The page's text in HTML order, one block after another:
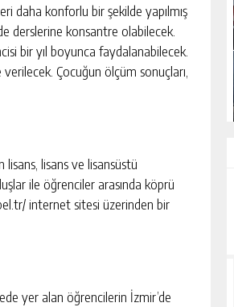
daha konforlu bir şekilde yapılmış
derslerine konsantre olabilecek.
bir yıl boyunca faydalanabilecek.
Çocuğun ölçüm sonuçları,
lisans ve lisansüstü
ile öğrenciler arasında köprü
internet sitesi üzerinden bir
yer alan öğrencilerin İzmir’de